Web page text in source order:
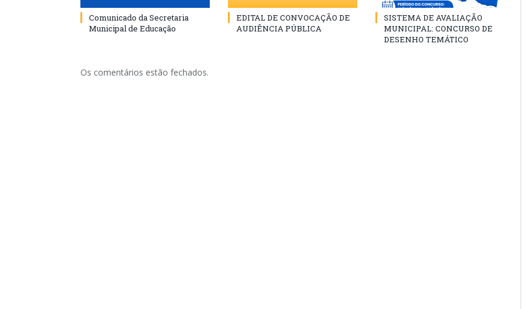
Comunicado da Secretaria
Municipal de Educação
EDITAL DE CONVOCAÇÃO DE
AUDIÊNCIA PÚBLICA
SISTEMA DE AVALIAÇÃO
MUNICIPAL: CONCURSO DE
DESENHO TEMÁTICO
Os comentários estão fechados.